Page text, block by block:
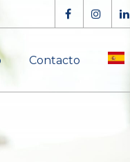
Contacto